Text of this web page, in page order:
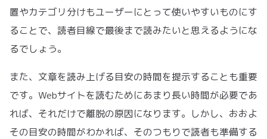
置やカテゴリ分けもユーザーにとって使いやすいものにす
ることで、読者目線で最後まで読みたいと思えるようにな
るでしょう。
また、文章を読み上げる目安の時間を提示することも重要
です。Webサイトを読むためにあまり長い時間が必要であ
れば、それだけで離脱の原因になります。しかし、おおよ
その目安の時間がわかれば、そのつもりで読者も準備する